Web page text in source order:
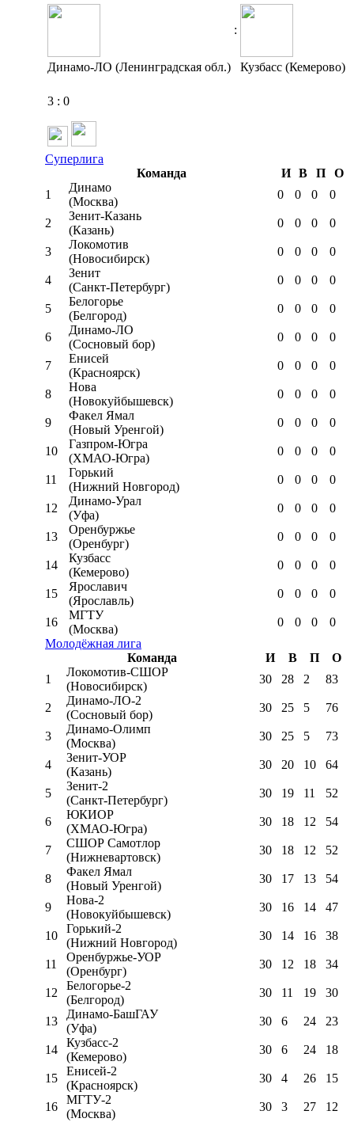
:
Динамо-ЛО (Ленинградская обл.) Кузбасс (Кемерово)
3 : 0
Суперлига
Команда
И В П
О
1
Динамо
(Москва)
0 0 0 0
2
Зенит-Казань
(Казань)
0 0 0 0
3
Локомотив
(Новосибирск)
0 0 0 0
4
Зенит
(Санкт-Петербург)
0 0 0 0
5
Белогорье
(Белгород)
0 0 0 0
6
Динамо-ЛО
(Сосновый бор)
0 0 0 0
7
Енисей
(Красноярск)
0 0 0 0
8
Нова
(Новокуйбышевск)
0 0 0 0
9
Факел Ямал
(Новый Уренгой)
0 0 0 0
10
Газпром-Югра
(ХМАО-Югра)
0 0 0 0
11
Горький
(Нижний Новгород)
0 0 0 0
12
Динамо-Урал
(Уфа)
0 0 0 0
13
Оренбуржье
(Оренбург)
0 0 0 0
14
Кузбасс
(Кемерово)
0 0 0 0
15
Ярославич
(Ярославль)
0 0 0 0
16
МГТУ
(Москва)
0 0 0
0
Молодёжная лига
Команда
И В П
О
1
Локомотив-CШОР
(Новосибирск)
30 28 2 83
2
Динамо-ЛО-2
(Сосновый бор)
30 25 5 76
3
Динамо-Олимп
(Москва)
30 25 5 73
4
Зенит-УОР
(Казань)
30 20 10 64
5
Зенит-2
(Санкт-Петербург)
30 19 11 52
6
ЮКИОР
(ХМАО-Югра)
30 18 12 54
7
СШОР Самотлор
(Нижневартовск)
30 18 12 52
8
Факел Ямал
(Новый Уренгой)
30 17 13 54
9
Нова-2
(Новокуйбышевск)
30 16 14 47
10
Горький-2
(Нижний Новгород)
30 14 16 38
11
Оренбуржье-УОР
(Оренбург)
30 12 18 34
12
Белогорье-2
(Белгород)
30 11 19 30
13
Динамо-БашГАУ
(Уфа)
30 6 24 23
14
Кузбасс-2
(Кемерово)
30 6 24 18
15
Енисей-2
(Красноярск)
30 4 26 15
16
МГТУ-2
(Москва)
30 3 27 12